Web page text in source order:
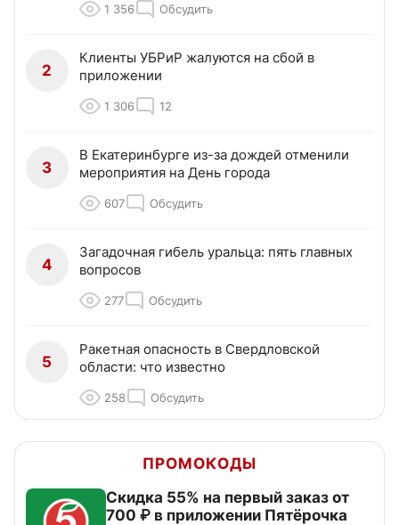
1 356 Обсудить
2
Клиенты УБРиР жалуются на сбой в
приложении
1 306 12
3
В Екатеринбурге из-за дождей отменили
мероприятия на День города
607 Обсудить
4
Загадочная гибель уральца: пять главных
вопросов
277 Обсудить
5
Ракетная опасность в Свердловской
области: что известно
258 Обсудить
ПРОМОКОДЫ
Скидка 55% на первый заказ от
700 ₽ в приложении Пятёрочка